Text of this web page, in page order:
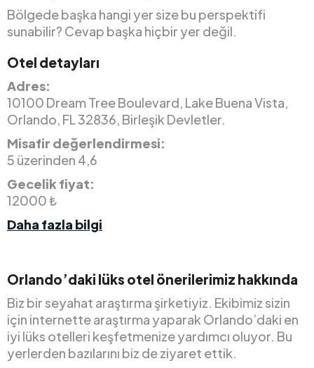
Bölgede başka hangi yer size bu perspektifi
sunabilir? Cevap başka hiçbir yer değil.
Otel detayları
Adres:
10100 Dream Tree Boulevard, Lake Buena Vista,
Orlando, FL 32836, Birleşik Devletler.
Misafir değerlendirmesi:
5 üzerinden 4,6
Gecelik fiyat:
12000 ₺
Daha fazla bilgi
Orlando’daki lüks otel önerilerimiz hakkında
Biz bir seyahat araştırma şirketiyiz. Ekibimiz sizin
için internette araştırma yaparak Orlando’daki en
iyi lüks otelleri keşfetmenize yardımcı oluyor. Bu
yerlerden bazılarını biz de ziyaret ettik.